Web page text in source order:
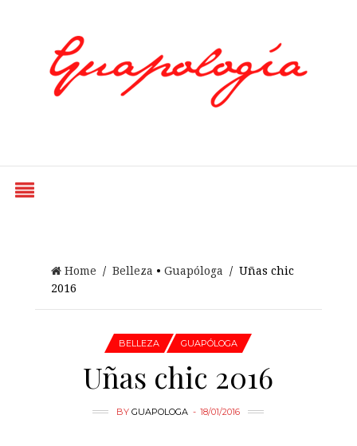
Home / Belleza • Guapóloga / Uñas chic
2016
BELLEZA GUAPÓLOGA
Uñas chic 2016
BYGUAPOLOGA 18/01/2016